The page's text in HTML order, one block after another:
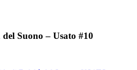
Suono – Usato #10